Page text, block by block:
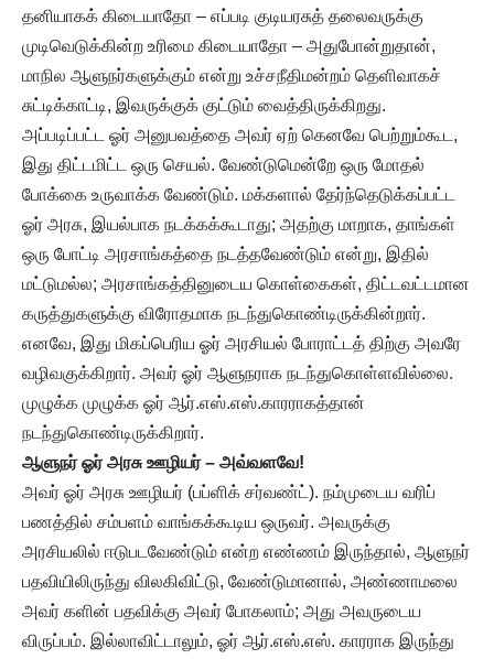
தனியாகக் கிடையாதோ – எப்படி குடியரசுத் தலைவருக்கு
முடிவெடுக்கின்ற உரிமை கிடையாதோ – அதுபோன்றுதான்,
மாநில ஆளுநர்களுக்கும் என்று உச்சநீதிமன்றம் தெளிவாகச்
சுட்டிக்காட்டி, இவருக்குக் குட்டும் வைத்திருக்கிறது.
அப்படிப்பட்ட ஓர் அனுபவத்தை அவர் ஏற் கெனவே பெற்றும்கூட,
இது திட்டமிட்ட ஒரு செயல். வேண்டுமென்றே ஒரு மோதல்
போக்கை உருவாக்க வேண்டும். மக்களால் தேர்ந்தெடுக்கப்பட்ட
ஓர் அரசு, இயல்பாக நடக்கக்கூடாது; அதற்கு மாறாக, தாங்கள்
ஒரு போட்டி அரசாங்கத்தை நடத்தவேண்டும் என்று, இதில்
மட்டுமல்ல; அரசாங்கத்தினுடைய கொள்கைகள், திட்டவட்டமான
கருத்துகளுக்கு விரோதமாக நடந்துகொண்டிருக்கின்றார்.
எனவே, இது மிகப்பெரிய ஓர் அரசியல் போராட்டத் திற்கு அவரே
வழிவகுக்கிறார். அவர் ஓர் ஆளுநராக நடந்துகொள்ளவில்லை.
முழுக்க முழுக்க ஓர் ஆர்.எஸ்.எஸ்.காரராகத்தான்
நடந்துகொண்டிருக்கிறார்.
ஆளுநர் ஓர் அரசு ஊழியர் – அவ்வளவே!
அவர் ஓர் அரசு ஊழியர் (பப்ளிக் சர்வண்ட்). நம்முடைய வரிப்
பணத்தில் சம்பளம் வாங்கக்கூடிய ஒருவர். அவருக்கு
அரசியலில் ஈடுபடவேண்டும் என்ற எண்ணம் இருந்தால், ஆளுநர்
பதவியிலிருந்து விலகிவிட்டு, வேண்டுமானால், அண்ணாமலை
அவர் களின் பதவிக்கு அவர் போகலாம்; அது அவருடைய
விருப்பம். இல்லாவிட்டாலும், ஓர் ஆர்.எஸ்.எஸ். காரராக இருந்து